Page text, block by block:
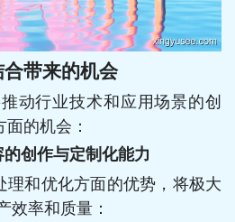
带来的机会
动行业技术和应用场景的创
的机会：
创作与定制化能力
理和优化方面的优势，将极大
效率和质量：